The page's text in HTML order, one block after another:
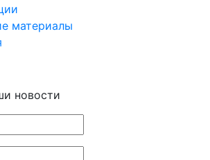
материалы
новости